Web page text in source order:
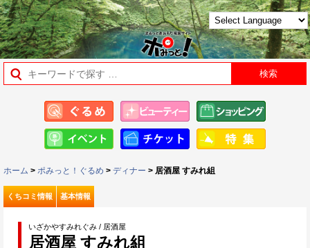
ホーム > ポみっと！ぐるめ > ディナー > 居酒屋 すみれ組
くちコミ情報 基本情報
いざかやすみれぐみ / 居酒屋
居酒屋 すみれ組